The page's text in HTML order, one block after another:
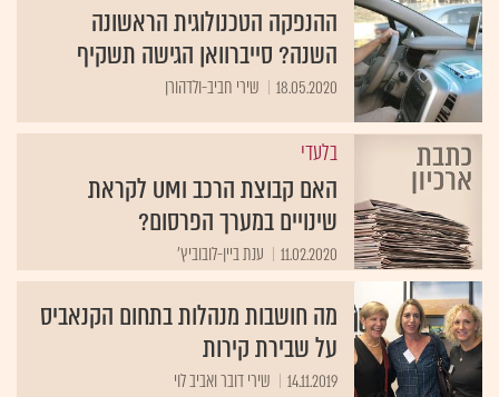
ההנפקה הטכנולוגית הראשונה
השנה? סייברוואן הגישה תשקיף
18.05.2020 שירי חביב-ולדהורן
בלעדי
האם קבוצת הרכב UMI לקראת
שינויים במערך הפרסום?
11.02.2020 ענת ביין-לובוביץ'
מה חושבות מנהלות בתחום הקנאביס
על שבירת קירות
14.11.2019 שירי דובר ואביב לוי